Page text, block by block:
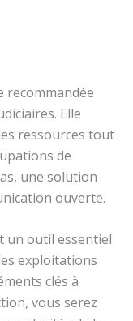
recommandée
Elle
ressources tout
de
une solution
ouverte.
un outil essentiel
exploitations
clés à
vous serez